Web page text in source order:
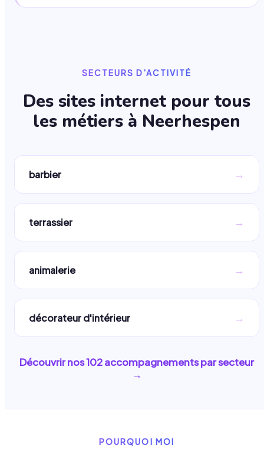
SECTEURS D'ACTIVITÉ
Des sites internet pour tous
les métiers à Neerhespen
barbier →
terrassier →
animalerie →
décorateur d'intérieur →
Découvrir nos102accompagnements par secteur
→
POURQUOI MOI